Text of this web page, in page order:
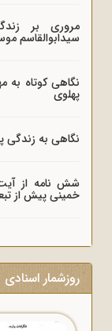
مروری بر
سیدابوالقاسم
نگاهی کوتاه به
پهلوی
نگاهی به زندگی
شش نامه از
خمینی پیش از
روزشمار اسنادی